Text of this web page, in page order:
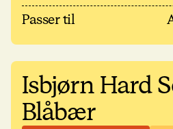
Passer til
Isbjørn Hard
Blåbær